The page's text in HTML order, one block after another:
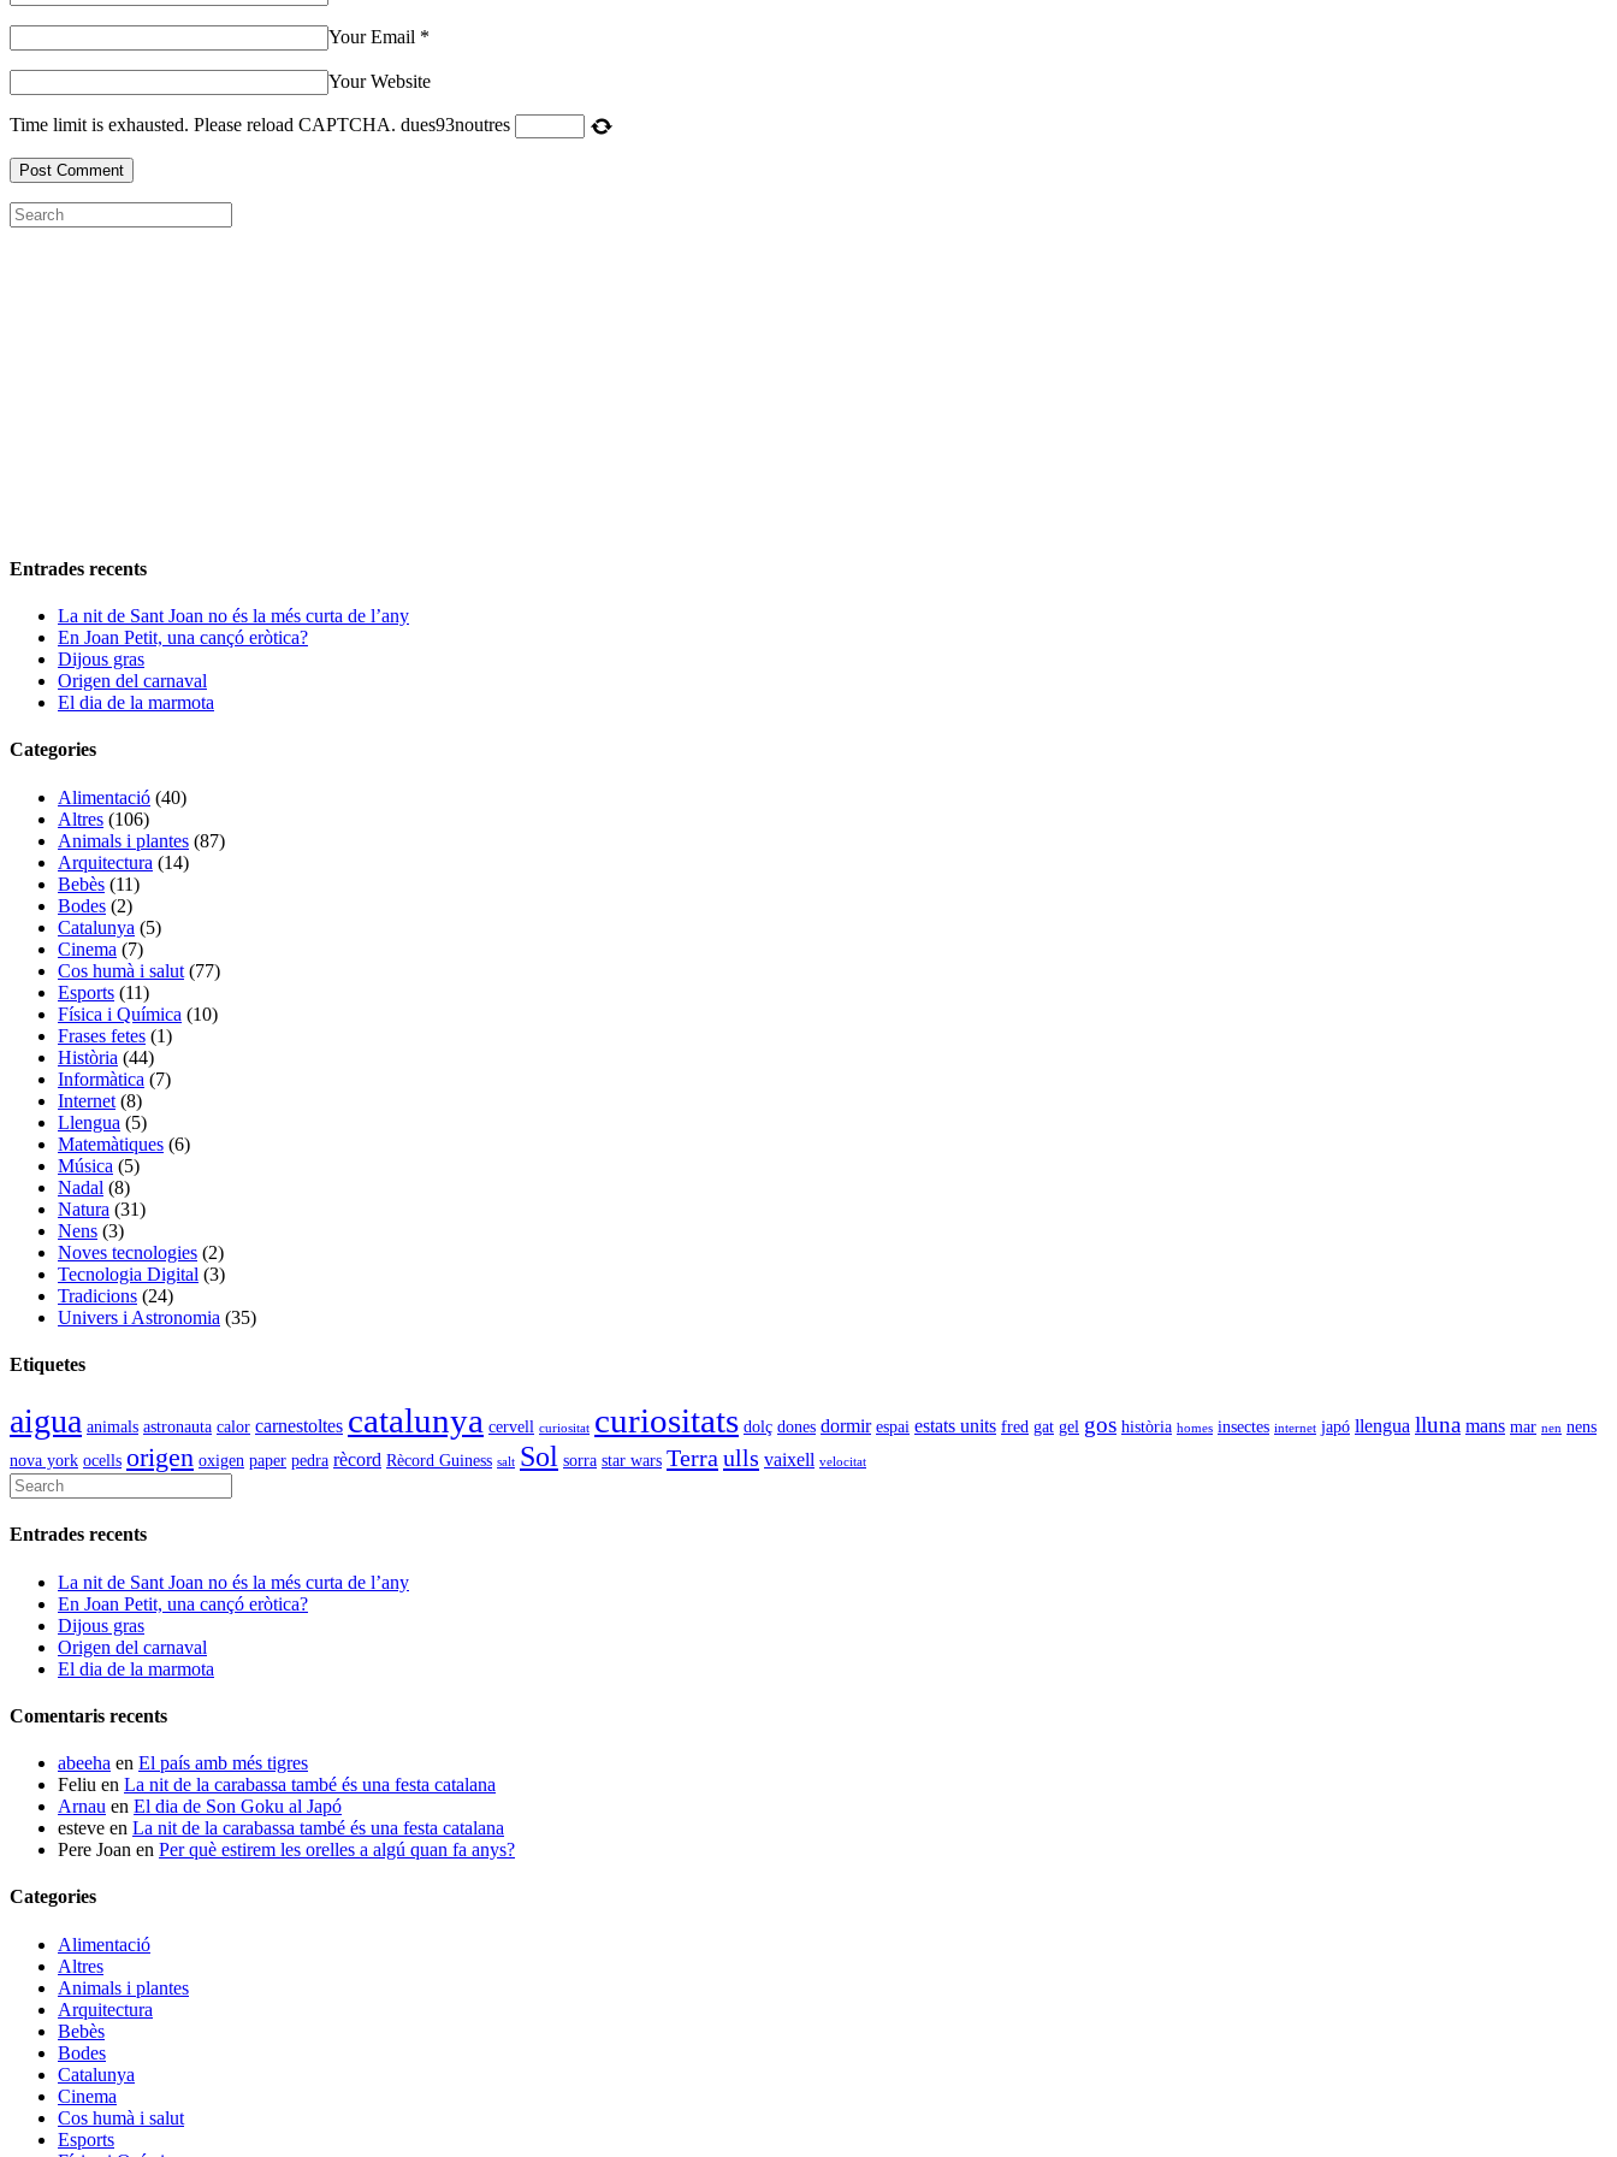
Your Email *
Your Website
Time limit is exhausted. Please reload CAPTCHA. dues93noutres
Entrades recents
La nit de Sant Joan no és la més curta de l’any
En Joan Petit, una cançó eròtica?
Dijous gras
Origen del carnaval
El dia de la marmota
Categories
Alimentació (40)
Altres (106)
Animals i plantes (87)
Arquitectura (14)
Bebès (11)
Bodes (2)
Catalunya (5)
Cinema (7)
Cos humà i salut (77)
Esports (11)
Física i Química (10)
Frases fetes (1)
Història (44)
Informàtica (7)
Internet (8)
Llengua (5)
Matemàtiques (6)
Música (5)
Nadal (8)
Natura (31)
Nens (3)
Noves tecnologies (2)
Tecnologia Digital (3)
Tradicions (24)
Univers i Astronomia (35)
Etiquetes
aigua animals astronauta calor carnestoltes catalunya cervell curiositat curiositats dolç dones dormir espai estats units fred gat gel gos història homes insectes internet japó llengua lluna mans mar nen nens
nova york ocells origen oxigen paper pedra rècord Rècord Guiness salt Sol sorra star wars Terra ulls vaixell velocitat
Entrades recents
La nit de Sant Joan no és la més curta de l’any
En Joan Petit, una cançó eròtica?
Dijous gras
Origen del carnaval
El dia de la marmota
Comentaris recents
abeeha en El país amb més tigres
Feliu en La nit de la carabassa també és una festa catalana
Arnau en El dia de Son Goku al Japó
esteve en La nit de la carabassa també és una festa catalana
Pere Joan en Per què estirem les orelles a algú quan fa anys?
Categories
Alimentació
Altres
Animals i plantes
Arquitectura
Bebès
Bodes
Catalunya
Cinema
Cos humà i salut
Esports